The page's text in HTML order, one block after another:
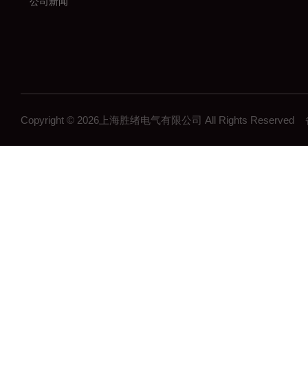
Copyright © 2026上海胜绪电气有限公司 All Rights Reserved